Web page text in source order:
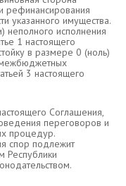
рефинансирования
указанного имущества.
неполного исполнения
1 настоящего
в размере 0 (ноль)
3 настоящего
Соглашения,
переговоров и
процедур.
спор подлежит
Республики